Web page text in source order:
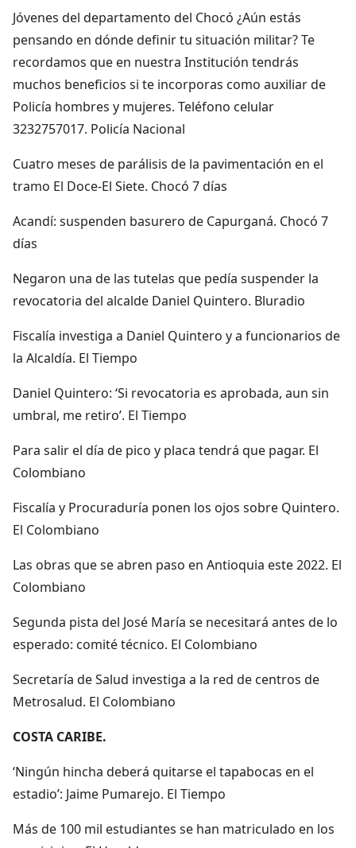
Jóvenes del departamento del Chocó ¿Aún estás
pensando en dónde definir tu situación militar? Te
recordamos que en nuestra Institución tendrás
muchos beneficios si te incorporas como auxiliar de
Policía hombres y mujeres. Teléfono celular
3232757017. Policía Nacional
Cuatro meses de parálisis de la pavimentación en el
tramo El Doce-El Siete. Chocó 7 días
Acandí: suspenden basurero de Capurganá. Chocó 7
días
Negaron una de las tutelas que pedía suspender la
revocatoria del alcalde Daniel Quintero. Bluradio
Fiscalía investiga a Daniel Quintero y a funcionarios de
la Alcaldía. El Tiempo
Daniel Quintero: ‘Si revocatoria es aprobada, aun sin
umbral, me retiro’. El Tiempo
Para salir el día de pico y placa tendrá que pagar. El
Colombiano
Fiscalía y Procuraduría ponen los ojos sobre Quintero.
El Colombiano
Las obras que se abren paso en Antioquia este 2022. El
Colombiano
Segunda pista del José María se necesitará antes de lo
esperado: comité técnico. El Colombiano
Secretaría de Salud investiga a la red de centros de
Metrosalud. El Colombiano
COSTA CARIBE.
‘Ningún hincha deberá quitarse el tapabocas en el
estadio’: Jaime Pumarejo. El Tiempo
Más de 100 mil estudiantes se han matriculado en los